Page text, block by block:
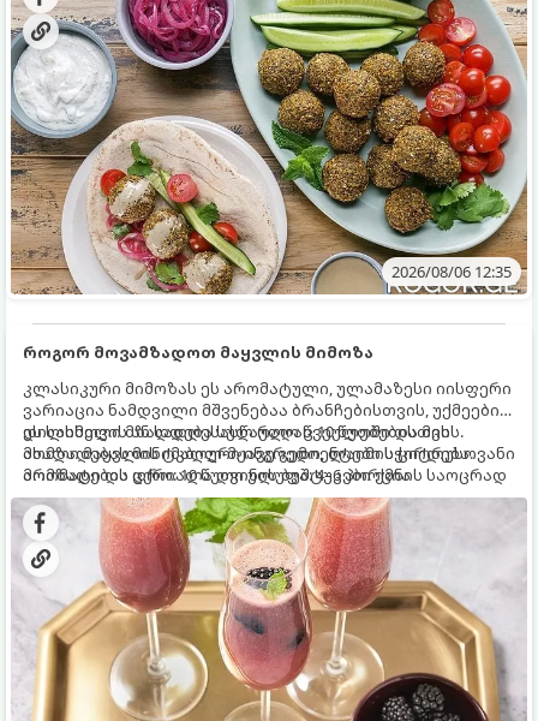
2026/08/06 12:35
როგორ მოვამზადოთ მაყვლის მიმოზა
კლასიკური მიმოზას ეს არომატული, ულამაზესი იისფერი
ვარიაცია ნამდვილი მშვენებაა ბრანჩებისთვის, უქმეების
დილისთვის ან სადღესასწაულო წვეულებებისთვის.
ახალი მაყვლის ტკბილ-მჟავე გემო, ლაიმის ციტრუსოვანი
არომატი და ცქრიალა ღვინის ბუშტუკები ქმნის საოცრად
დახვეწილ და მაგრილებელ კოქტეილს.
ეს სასმელი მზადდება სულ რაღაც 10 წუთში და მის
მომზადებას მინიმალური ინგრედიენტები სჭირდება.
მომზადების დრო: 10 წუთი ულუფა: 4–6 პორცია